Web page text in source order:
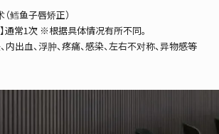
鳕鱼子唇矫正）
通常1次 ※根据具体情况有所不同。
内出血、浮肿、疼痛、感染、左右不对称、异物感等